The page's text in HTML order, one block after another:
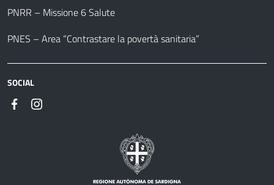
PNRR – Missione 6 Salute
PNES – Area “Contrastare la povertà sanitaria”
SOCIAL